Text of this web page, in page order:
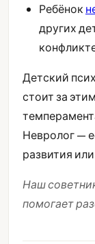
Ребёнок
других
Детский
стоит за
Невролог —
развития
Наш
помогает